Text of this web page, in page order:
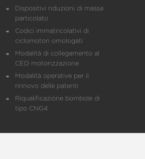
Dispositivi riduzioni di massa
particolato
Codici immatricolativi di
ciclomotori omologati
Modalità di collegamento al
CED motorizzazione
Modalità operative per il
rinnovo delle patenti
Riqualificazione bombole di
tipo CNG4